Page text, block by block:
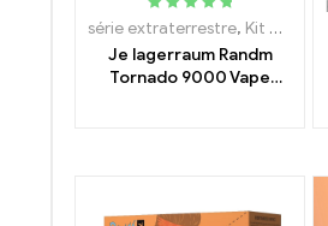
Classé
5.00
série extraterrestre, Kit de démarrage pour cigarette électronique
Je lagerraum Randm
Tornado 9000 Vape